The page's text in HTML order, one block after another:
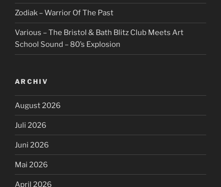
Zodiak – Warrior Of The Past
Various – The Bristol & Bath Blitz Club Meets Art
School Sound – 80’s Explosion
ARCHIV
August 2026
Juli 2026
Juni 2026
Mai 2026
April 2026